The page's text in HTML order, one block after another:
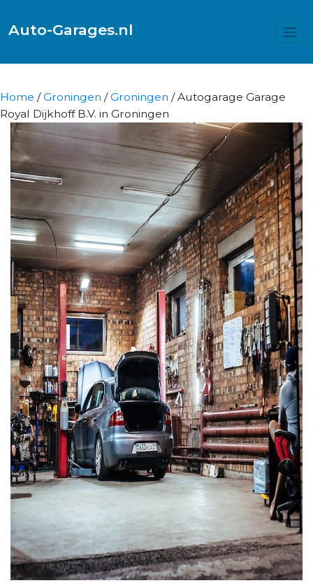
Auto-Garages.nl
Home /Groningen /Groningen / Autogarage Garage
Royal Dijkhoff B.V. in Groningen